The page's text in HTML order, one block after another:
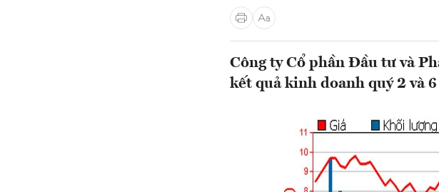
Công ty Cổ phần Đầu tư và
kết quả kinh doanh quý 2 và